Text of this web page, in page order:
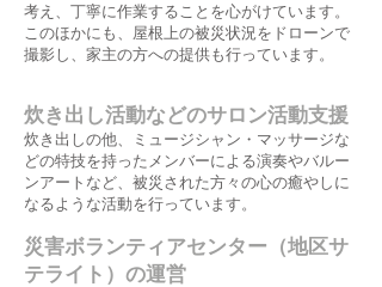
考え、丁寧に作業することを心がけています。
このほかにも、屋根上の被災状況をドローンで
撮影し、家主の方への提供も行っています。
炊き出し活動などのサロン活動支援
炊き出しの他、ミュージシャン・マッサージな
どの特技を持ったメンバーによる演奏やバルー
ンアートなど、被災された方々の心の癒やしに
なるような活動を行っています。
災害ボランティアセンター（地区サ
テライト）の運営